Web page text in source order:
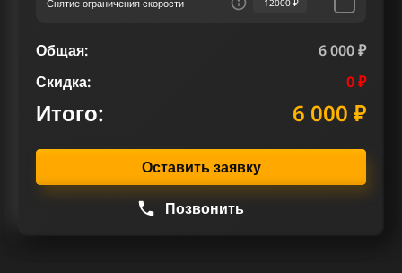
Снятие ограничения скорости 12000 ₽
Общая:
6 000 ₽
Скидка:
0 ₽
Итого: 6 000 ₽
Оставить заявку
Позвонить